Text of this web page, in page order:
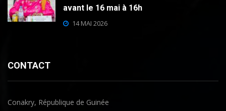
avant le 16 mai à 16h
14 MAI 2026
CONTACT
Conakry, République de Guinée